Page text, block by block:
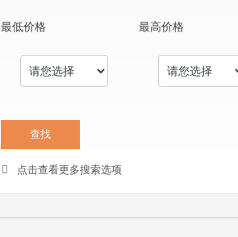
最低价格 最高价格
点击查看更多搜索选项